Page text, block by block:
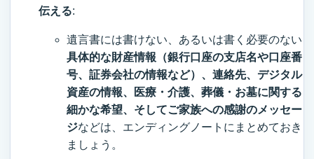
伝える:
遺言書には書けない、あるいは書く必要のない
具体的な財産情報（銀行口座の支店名や口座番
号、証券会社の情報など）、連絡先、デジタル
資産の情報、医療・介護、葬儀・お墓に関する
細かな希望、そしてご家族への感謝のメッセー
ジなどは、エンディングノートにまとめておき
ましょう。